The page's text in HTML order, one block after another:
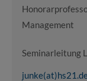
Management
Seminarleitung